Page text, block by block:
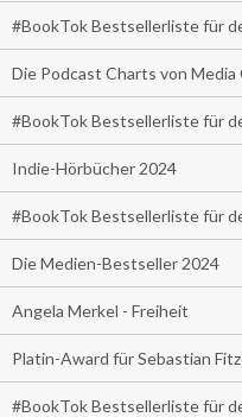
#BookTok Bestsellerliste für
Die Podcast Charts von Media
#BookTok Bestsellerliste für
Indie-Hörbücher 2024
#BookTok Bestsellerliste für
Die Medien-Bestseller 2024
Angela Merkel - Freiheit
Platin-Award für Sebastian
#BookTok Bestsellerliste für